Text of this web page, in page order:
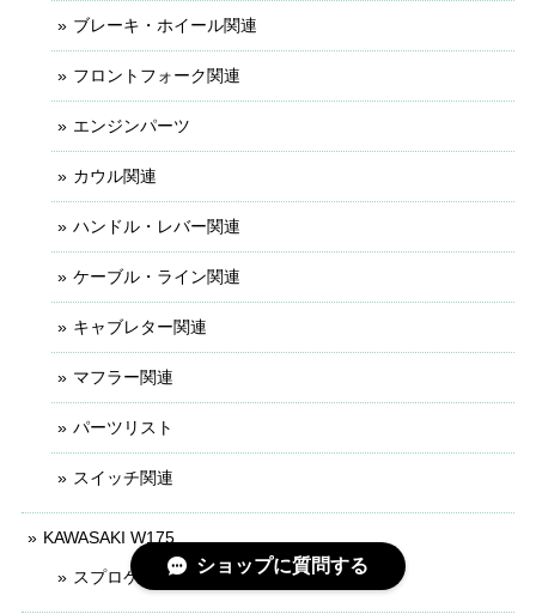
ブレーキ・ホイール関連
フロントフォーク関連
エンジンパーツ
カウル関連
ハンドル・レバー関連
ケーブル・ライン関連
キャブレター関連
マフラー関連
パーツリスト
スイッチ関連
KAWASAKI W175
スプロケ関連
ショップに質問する